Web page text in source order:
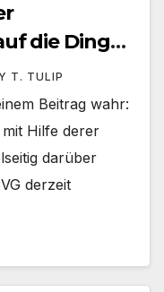
die Dinge
T. TULIP
Beitrag wahr:
Hilfe derer
darüber
derzeit